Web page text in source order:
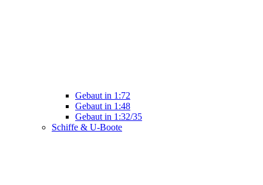
Gebaut in 1:72
Gebaut in 1:48
Gebaut in 1:32/35
Schiffe & U-Boote